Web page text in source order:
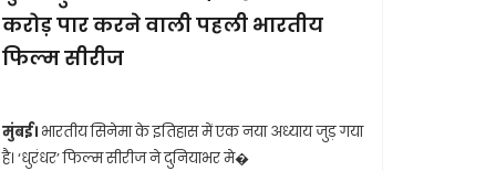
करोड़ पार करने वाली पहली भारतीय
फिल्म सीरीज
मुंबई। भारतीय सिनेमा के इतिहास में एक नया अध्याय जुड़ गया
है। ‘धुरंधर’ फिल्म सीरीज ने दुनियाभर मे�